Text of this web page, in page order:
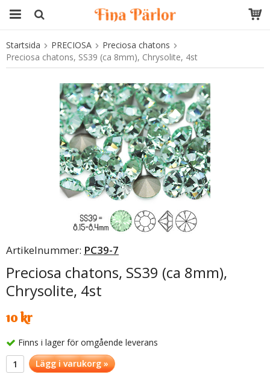
Produkten har blivit tillagd i varukorgen
Startsida PRECIOSA
Preciosa chatons
Preciosa chatons, SS39 (ca 8mm), Chrysolite, 4st
Artikelnummer: PC39-7
Preciosa chatons, SS39 (ca 8mm),
Chrysolite, 4st
10 kr
Finns i lager för omgående leverans
Lägg i varukorg »